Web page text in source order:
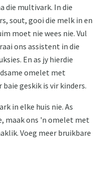
die multivark. In die
sout, gooi die melk in en
moet nie wees nie. Vul
ons assistent in die
En as jy hierdie
omelet met
geskik is vir kinders.
in elke huis nie. As
maak ons ​​'n omelet met
Voeg meer bruikbare